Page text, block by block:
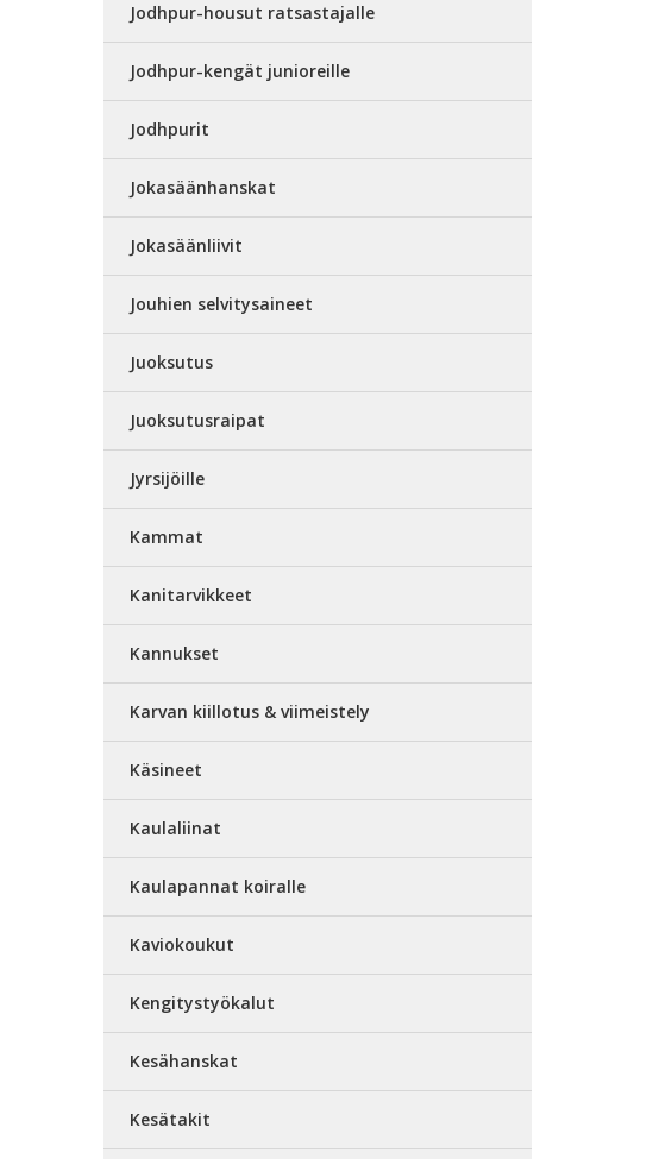
Jodhpur-housut ratsastajalle
Jodhpur-kengät junioreille
Jodhpurit
Jokasäänhanskat
Jokasäänliivit
Jouhien selvitysaineet
Juoksutus
Juoksutusraipat
Jyrsijöille
Kammat
Kanitarvikkeet
Kannukset
Karvan kiillotus & viimeistely
Käsineet
Kaulaliinat
Kaulapannat koiralle
Kaviokoukut
Kengitystyökalut
Kesähanskat
Kesätakit